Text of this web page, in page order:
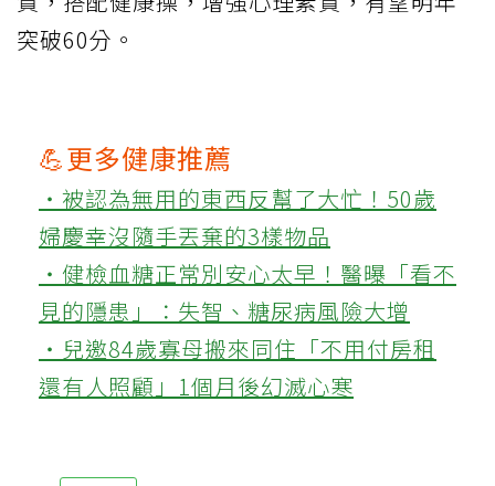
突破60分。
💪更多健康推薦
‧被認為無用的東西反幫了大忙！50歲
婦慶幸沒隨手丟棄的3樣物品
‧健檢血糖正常別安心太早！醫曝「看不
見的隱患」：失智、糖尿病風險大增
‧兒邀84歲寡母搬來同住「不用付房租
還有人照顧」1個月後幻滅心寒